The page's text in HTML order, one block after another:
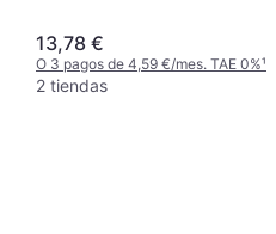
13,78 €
O 3 pagos de 4,59 €/mes. TAE 0%¹
2 tiendas